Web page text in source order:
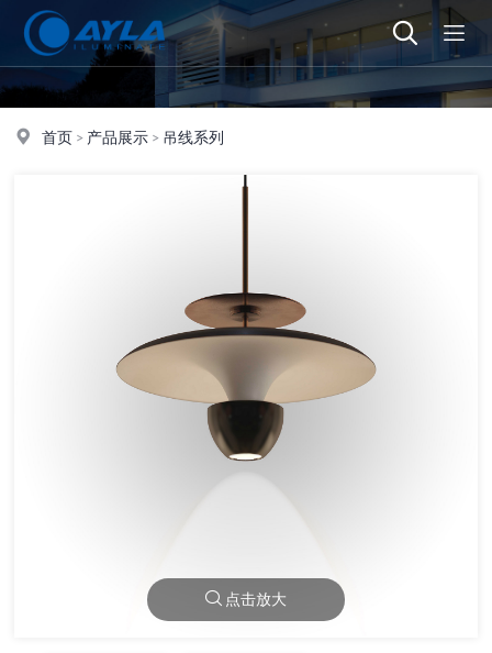
首页 >产品展示 > 吊线系列
点击放大